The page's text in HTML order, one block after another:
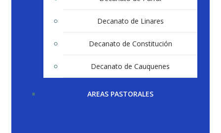
Decanato de Linares
Decanato de Constitución
Decanato de Cauquenes
AREAS PASTORALES